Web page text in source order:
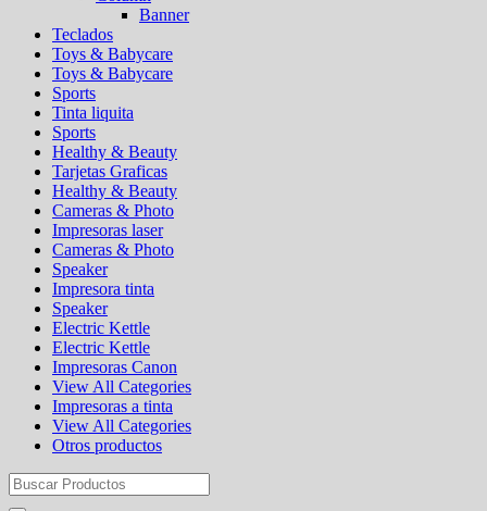
Banner
Teclados
Toys & Babycare
Toys & Babycare
Sports
Tinta liquita
Sports
Healthy & Beauty
Tarjetas Graficas
Healthy & Beauty
Cameras & Photo
Impresoras laser
Cameras & Photo
Speaker
Impresora tinta
Speaker
Electric Kettle
Electric Kettle
Impresoras Canon
View All Categories
Impresoras a tinta
View All Categories
Otros productos
Search
for: